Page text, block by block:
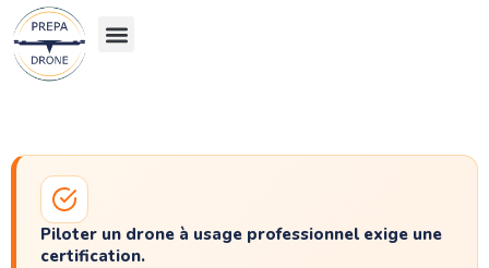
Piloter un drone à usage professionnel exige une
certification.